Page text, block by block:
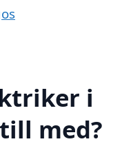
i
med?